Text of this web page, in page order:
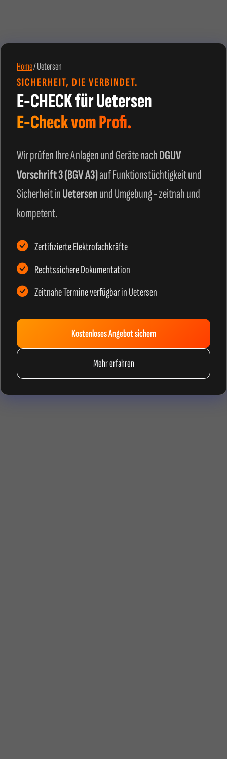
Home/Uetersen
SICHERHEIT, DIE VERBINDET.
E-CHECK für Uetersen
E-Check vom Profi.
Wir prüfen Ihre Anlagen und Geräte nachDGUV
Vorschrift 3 (BGV A3)auf Funktionstüchtigkeit und
Sicherheit inUetersenund Umgebung - zeitnah und
kompetent.
Zertifizierte Elektrofachkräfte
Rechtssichere Dokumentation
Zeitnahe Termine verfügbar in Uetersen
Kostenloses Angebot sichern
Mehr erfahren